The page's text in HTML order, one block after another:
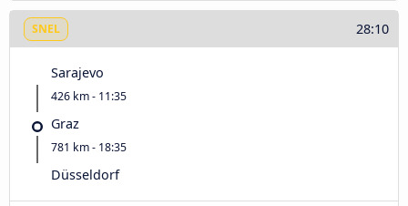
SNEL 28:10
Sarajevo
426 km - 11:35
Graz
781 km - 18:35
Düsseldorf